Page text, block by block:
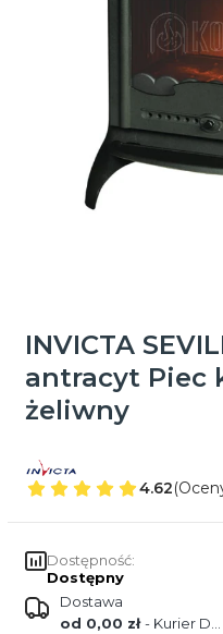
INVICTA
antracyt Piec
żeliwny
4.62
Dostępność:
Dostępny
Dostawa
od 0,00 zł- Kurier DPD